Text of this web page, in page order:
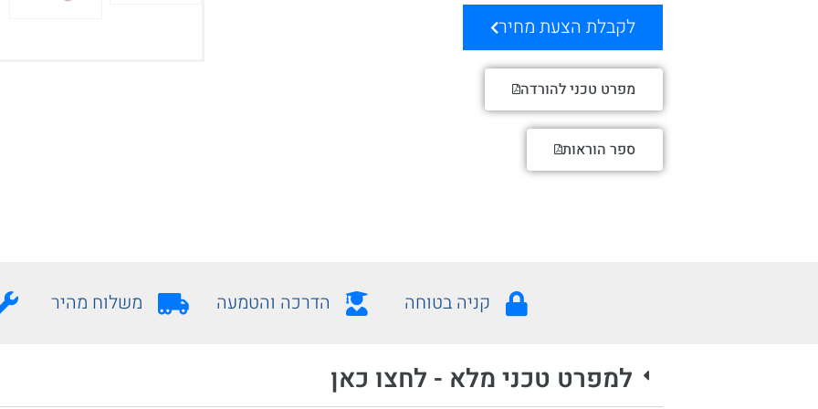
לקבלת הצעת מחיר
מפרט טכני להורדה
ספר הוראות
קניה בטוחה הדרכה והטמעה משלוח מהיר
למפרט טכני מלא - לחצו כאן